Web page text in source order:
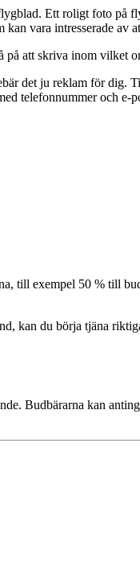
Ett roligt foto på
vara intresserade av
att skriva inom vilket
det ju reklam för dig.
telefonnummer och e-
till exempel 50 % till
kan du börja tjäna
Budbärarna kan